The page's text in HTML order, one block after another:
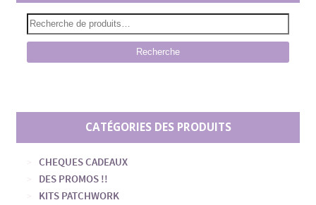
Recherche
CATÉGORIES DES PRODUITS
CHEQUES CADEAUX
DES PROMOS !!
KITS PATCHWORK